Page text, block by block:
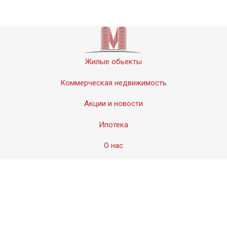
Жилые обьекты
Коммерческая недвижимость
Акции и новости
Ипотека
О нас